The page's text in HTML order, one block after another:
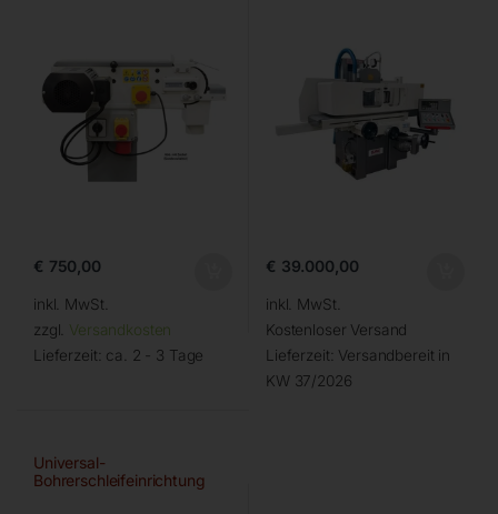
€ 750,00
inkl. MwSt.
zzgl. Versandkosten
Lieferzeit: ca. 2 - 3 Tage
€ 39.000,00
inkl. MwSt.
Kostenloser Versand
Lieferzeit: Versandbereit in
KW 37/2026
Universal-
Bohrerschleifeinrichtung